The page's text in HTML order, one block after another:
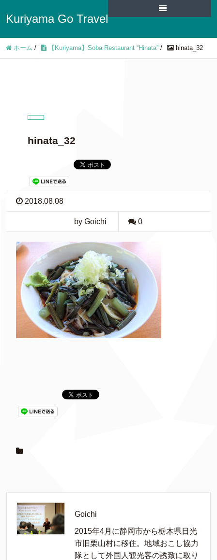
Kuriyama Go Travel
ホーム / 【Kuriyama】Soba Restaurant “Hinata” / hinata_32
hinata_32
2018.08.08
by Goichi 0
Goichi
2015年4月に静岡市から栃木県日光
市旧栗山村に移住。地域おこし協力
隊として外国人観光客の誘致に取り